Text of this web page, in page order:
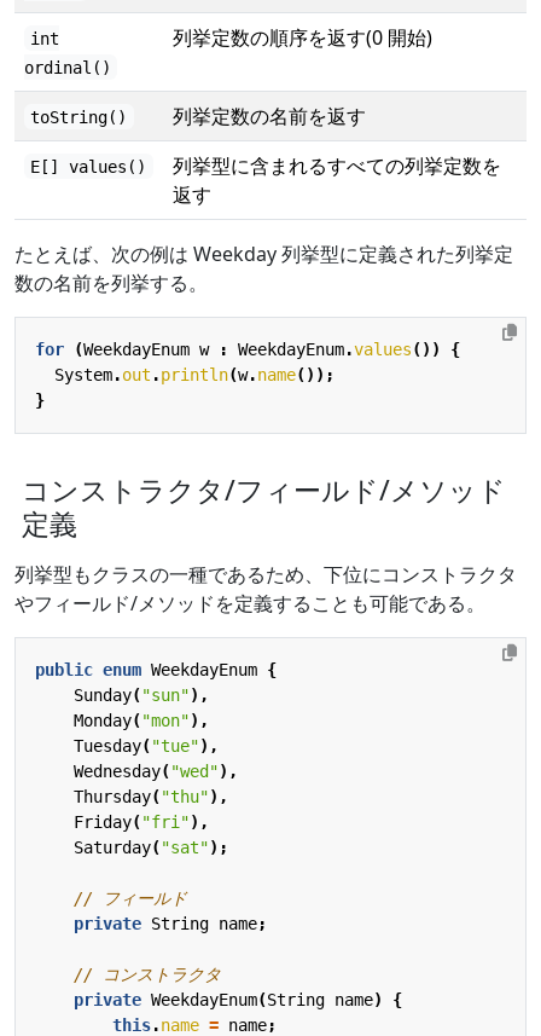
int
ordinal()
列挙定数の順序を返す(0 開始)
toString() 列挙定数の名前を返す
E[] values()
列挙型に含まれるすべての列挙定数を
返す
たとえば、次の例は Weekday 列挙型に定義された列挙定
数の名前を列挙する。
for (WeekdayEnum w : WeekdayEnum.values())
{
System.out .println(w.name());
}
コンストラクタ/フィールド/メソッド
定義
列挙型もクラスの一種であるため、下位にコンストラクタ
やフィールド/メソッドを定義することも可能である。
public enum WeekdayEnum {
Sunday("sun"),
Monday("mon"),
Tuesday("tue"),
Wednesday("wed"),
Thursday("thu"),
Friday("fri"),
Saturday("sat");
// フィールド
private String name;
// コンストラクタ
private WeekdayEnum(String name)
{
this.name = name;